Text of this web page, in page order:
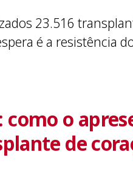
23.516
é a resistência
como o
de